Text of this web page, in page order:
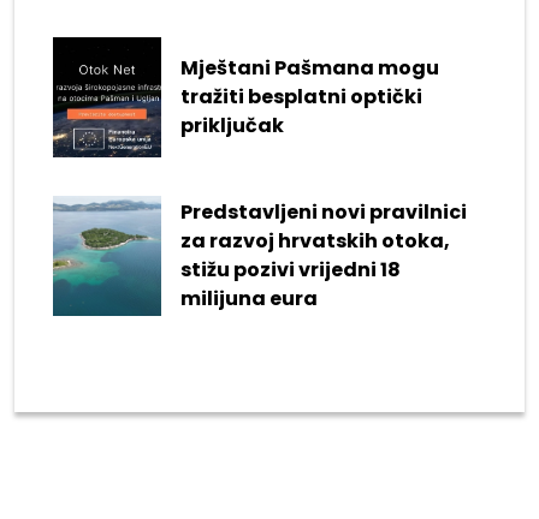
Mještani Pašmana mogu
tražiti besplatni optički
priključak
Predstavljeni novi pravilnici
za razvoj hrvatskih otoka,
stižu pozivi vrijedni 18
milijuna eura